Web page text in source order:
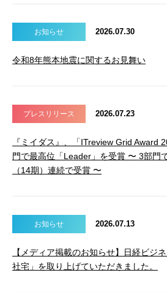
お知らせ 2026.07.30
令和8年熊本地震に関するお見舞い
プレスリリース 2026.07.23
『ミイダス』、「ITreview Grid Award
門で最高位「Leader」を受賞 〜 3部門
（14期）連続で受賞 〜
お知らせ 2026.07.13
【メディア掲載のお知らせ】日経ビジ
社宅」を取り上げていただきました。